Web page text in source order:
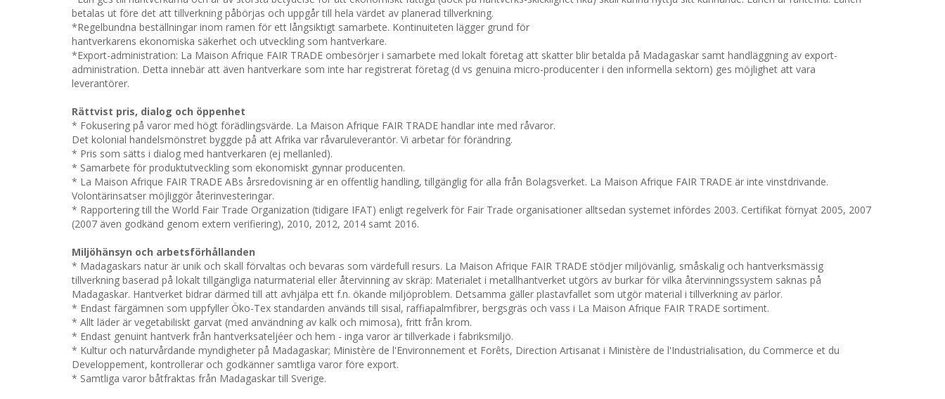
betalas ut före det att tillverkning påbörjas och uppgår till hela värdet av planerad tillverkning.
*Regelbundna beställningar inom ramen för ett långsiktigt samarbete. Kontinuiteten lägger grund för
hantverkarens ekonomiska säkerhet och utveckling som hantverkare.
*Export-administration: La Maison Afrique FAIR TRADE ombesörjer i samarbete med lokalt företag att skatter blir betalda på Madagaskar samt handläggning av export-
administration. Detta innebär att även hantverkare som inte har registrerat företag (d vs genuina micro-producenter i den informella sektorn) ges möjlighet att vara
leverantörer.
Rättvist pris, dialog och öppenhet
* Fokusering på varor med högt förädlingsvärde. La Maison Afrique FAIR TRADE handlar inte med råvaror.
Det kolonial handelsmönstret byggde på att Afrika var råvaruleverantör. Vi arbetar för förändring.
* Pris som sätts i dialog med hantverkaren (ej mellanled).
* Samarbete för produktutveckling som ekonomiskt gynnar producenten.
* La Maison Afrique FAIR TRADE ABs årsredovisning är en offentlig handling, tillgänglig för alla från Bolagsverket. La Maison Afrique FAIR TRADE är inte vinstdrivande.
Volontärinsatser möjliggör återinvesteringar.
* Rapportering till the World Fair Trade Organization (tidigare IFAT) enligt regelverk för Fair Trade organisationer alltsedan systemet infördes 2003. Certifikat förnyat 2005, 2007
(2007 även godkänd genom extern verifiering), 2010, 2012, 2014 samt 2016.
Miljöhänsyn och arbetsförhållanden
* Madagaskars natur är unik och skall förvaltas och bevaras som värdefull resurs. La Maison Afrique FAIR TRADE stödjer miljövänlig, småskalig och hantverksmässig
tillverkning baserad på lokalt tillgängliga naturmaterial eller återvinning av skräp: Materialet i metallhantverket utgörs av burkar för vilka återvinningssystem saknas på
Madagaskar. Hantverket bidrar därmed till att avhjälpa ett f.n. ökande miljöproblem. Detsamma gäller plastavfallet som utgör material i tillverkning av pärlor.
* Endast färgämnen som uppfyller Öko-Tex standarden används till sisal, raffiapalmfibrer, bergsgräs och vass i La Maison Afrique FAIR TRADE sortiment.
* Allt läder är vegetabiliskt garvat (med användning av kalk och mimosa), fritt från krom.
* Endast genuint hantverk från hantverksateljéer och hem - inga varor är tillverkade i fabriksmiljö.
* Kultur och naturvårdande myndigheter på Madagaskar; Ministère de l'Environnement et Forêts, Direction Artisanat i Ministère de l'Industrialisation, du Commerce et du
Developpement, kontrollerar och godkänner samtliga varor före export.
* Samtliga varor båtfraktas från Madagaskar till Sverige.